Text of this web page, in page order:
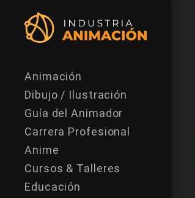
Animación
Dibujo / Ilustración
Guía del Animador
Carrera Profesional
Anime
Cursos & Talleres
Educación